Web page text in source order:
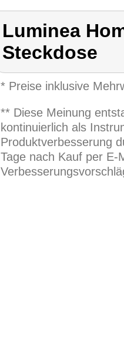
Luminea
Steckdose
* Preise inklusive
** Diese Meinung
kontinuierlich als
Produktverbesserung
Tage nach Kauf per E-